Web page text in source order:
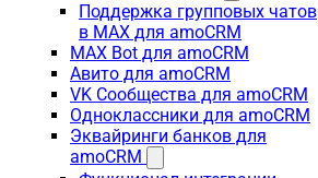
Поддержка групповых чатов
в MAX для amoCRM
MAX Bot для amoCRM
Авито для amoCRM
VK Сообщества для amoCRM
Одноклассники для amoCRM
Эквайринги банков для
amoCRM